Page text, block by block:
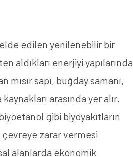
edilen yenilenebilir bir
aldıkları enerjiyi yapılarında
sapı, buğday samanı,
arasında yer alır.
gibi biyoyakıtların
çevreye zarar vermesi
alanlarda ekonomik